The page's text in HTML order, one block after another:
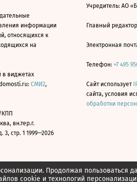
Продолжая пользоваться
cookie и технологий
информации
относящихся к
на
в виджетах
СМИ2,
вн.тер.г.
стр. 1 1999—2026
Учредитель: АО
Главный
Электронная
Телефон: +7 495
Сайт использует
сайта, условия
обработки